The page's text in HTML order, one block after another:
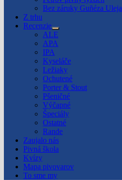
Bez záruky Guñéza Uleja
Z trhu
Recenzie
Show
sub
menu
ALE
APA
IPA
Kyseláče
Ležiaky
Ochutené
Porter & Stout
Pšeničné
Výčapné
Špeciály
Ostatné
Rande
Zaujalo nás
Pivná škola
Kvízy
Mapa pivovarov
To sme my